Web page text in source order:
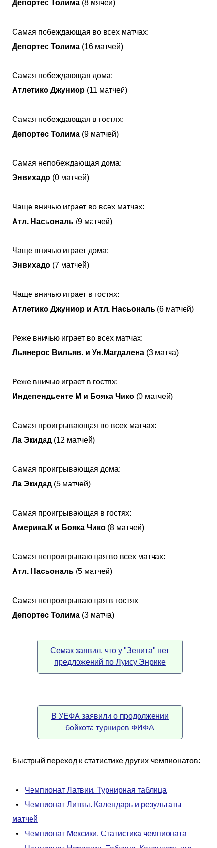
Депортес Толима (8 мячей)
Самая побеждающая во всех матчах:
Депортес Толима (16 матчей)
Самая побеждающая дома:
Атлетико Джуниор (11 матчей)
Самая побеждающая в гостях:
Депортес Толима (9 матчей)
Самая непобеждающая дома:
Энвихадо (0 матчей)
Чаще вничью играет во всех матчах:
Атл. Насьональ (9 матчей)
Чаще вничью играет дома:
Энвихадо (7 матчей)
Чаще вничью играет в гостях:
Атлетико Джуниор и Атл. Насьональ (6 матчей)
Реже вничью играет во всех матчах:
Льянерос Вильяв. и Ун.Магдалена (3 матча)
Реже вничью играет в гостях:
Индепендьенте М и Бояка Чико (0 матчей)
Самая проигрывающая во всех матчах:
Ла Экидад (12 матчей)
Самая проигрывающая дома:
Ла Экидад (5 матчей)
Самая проигрывающая в гостях:
Америка.К и Бояка Чико (8 матчей)
Самая непроигрывающая во всех матчах:
Атл. Насьональ (5 матчей)
Самая непроигрывающая в гостях:
Депортес Толима (3 матча)
Семак заявил, что у "Зенита" нет
предложений по Луису Энрике
В УЕФА заявили о продолжении
бойкота турниров ФИФА
Быстрый переход к статистике других чемпионатов:
• Чемпионат Латвии. Турнирная таблица
• Чемпионат Литвы. Календарь и результаты
матчей
• Чемпионат Мексики. Статистика чемпионата